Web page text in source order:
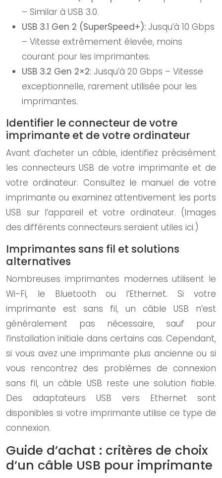
– Similar à USB 3.0.
USB 3.1 Gen 2 (SuperSpeed+): Jusqu’à 10 Gbps
– Vitesse extrêmement élevée, moins
courant pour les imprimantes.
USB 3.2 Gen 2×2: Jusqu’à 20 Gbps – Vitesse
exceptionnelle, rarement utilisée pour les
imprimantes.
Identifier le connecteur de votre
imprimante et de votre ordinateur
Avant d’acheter un câble, identifiez précisément
les connecteurs USB de votre imprimante et de
votre ordinateur. Consultez le manuel de votre
imprimante ou examinez attentivement les ports
USB sur l’appareil et votre ordinateur. (Images
des différents connecteurs seraient utiles ici.)
Imprimantes sans fil et solutions
alternatives
Nombreuses imprimantes modernes utilisent le
Wi-Fi, le Bluetooth ou l’Ethernet. Si votre
imprimante est sans fil, un câble USB n’est
généralement pas nécessaire, sauf pour
l’installation initiale dans certains cas. Cependant,
si vous avez une imprimante plus ancienne ou si
vous rencontrez des problèmes de connexion
sans fil, un câble USB reste une solution fiable.
Des adaptateurs USB vers Ethernet sont
disponibles si votre imprimante utilise ce type de
connexion.
Guide d’achat : critères de choix
d’un câble USB pour imprimante